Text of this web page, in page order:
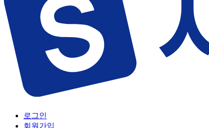
로그인
회원가입